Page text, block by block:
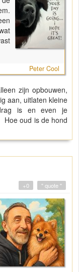
Peter Cool
zijn opbouwen,
aan, uitlaten kleine
is en even je
oud is de hond
" quote "
+0